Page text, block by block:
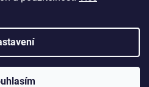
cookies